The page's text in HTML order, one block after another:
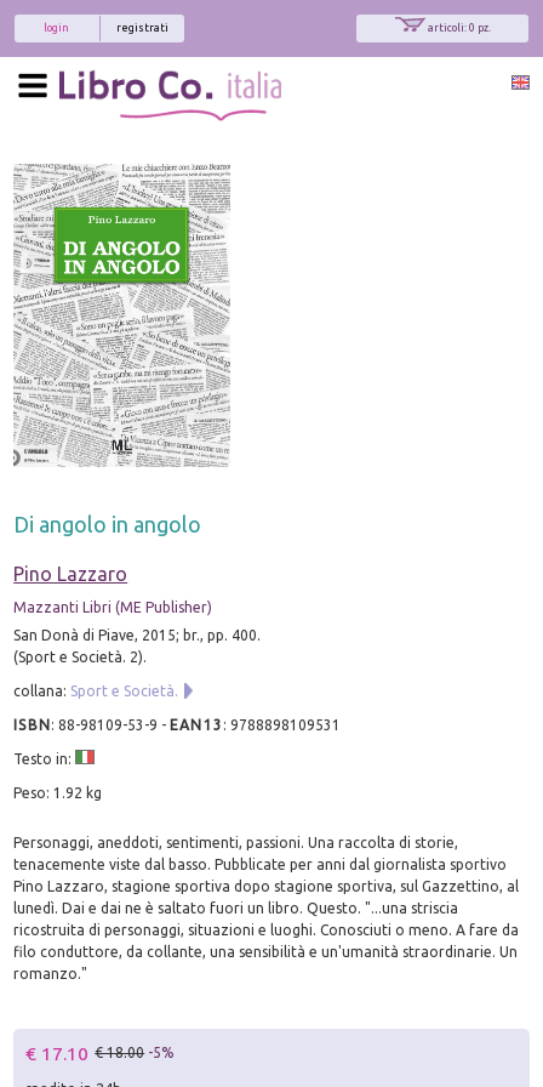
articoli: 0 pz.
registrati
login
Di angolo in angolo
Pino Lazzaro
Mazzanti Libri (ME Publisher)
San Donà di Piave, 2015; br., pp. 400.
(Sport e Società. 2).
collana: Sport e Società.
ISBN:88-98109-53-9 - EAN13 :9788898109531
Testo in:
Peso: 1.92 kg
Personaggi, aneddoti, sentimenti, passioni. Una raccolta di storie,
tenacemente viste dal basso. Pubblicate per anni dal giornalista sportivo
Pino Lazzaro, stagione sportiva dopo stagione sportiva, sul Gazzettino, al
lunedì. Dai e dai ne è saltato fuori un libro. Questo. "...una striscia
ricostruita di personaggi, situazioni e luoghi. Conosciuti o meno. A fare da
filo conduttore, da collante, una sensibilità e un'umanità straordinarie. Un
romanzo."
€ 17.10 € 18.00 -5%